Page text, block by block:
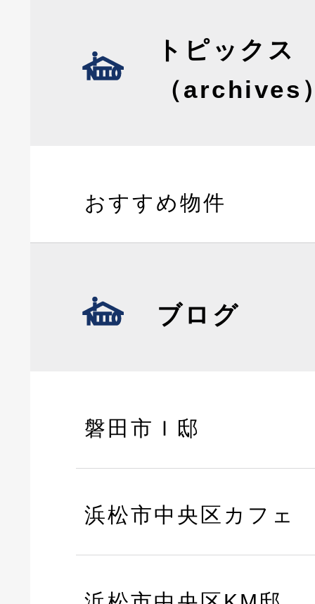
トピックス
（archives
おすすめ物件
ブログ
磐田市Ｉ邸
浜松市中央区カフェ